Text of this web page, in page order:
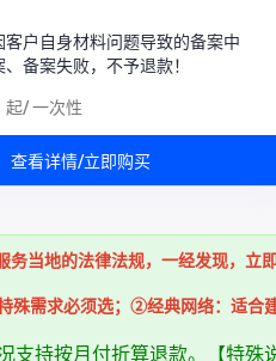
客户自身材料问题导致的备案中
备案失败，不予退款！
起/ 一次性
查看详情/立即购买
当地的法律法规，一经发现，立
需求必须选；②经典网络：适合建
持按月付折算退款。【特殊